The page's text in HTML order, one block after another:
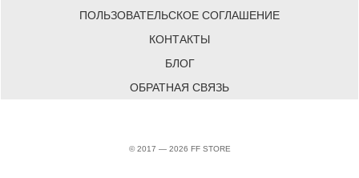
ПОЛЬЗОВАТЕЛЬСКОЕ СОГЛАШЕНИЕ
КОНТАКТЫ
БЛОГ
ОБРАТНАЯ СВЯЗЬ
© 2017 — 2026 FF STORE